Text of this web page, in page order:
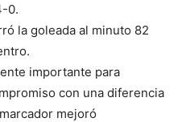
0.
la goleada al minuto 82
importante para
con una diferencia
mejoró